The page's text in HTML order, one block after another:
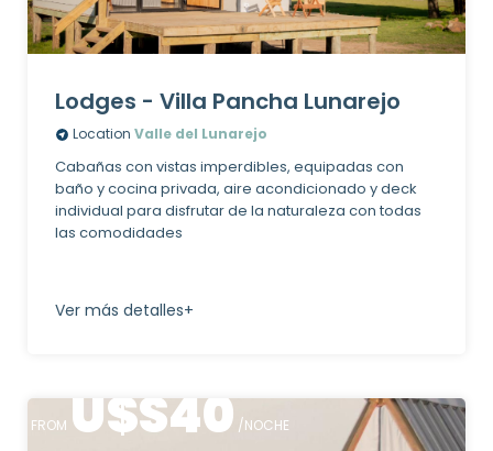
Lodges - Villa Pancha Lunarejo
Location Valle del Lunarejo
Cabañas con vistas imperdibles, equipadas con
baño y cocina privada, aire acondicionado y deck
individual para disfrutar de la naturaleza con todas
las comodidades
Ver más detalles+
FROM U$S40 /NOCHE